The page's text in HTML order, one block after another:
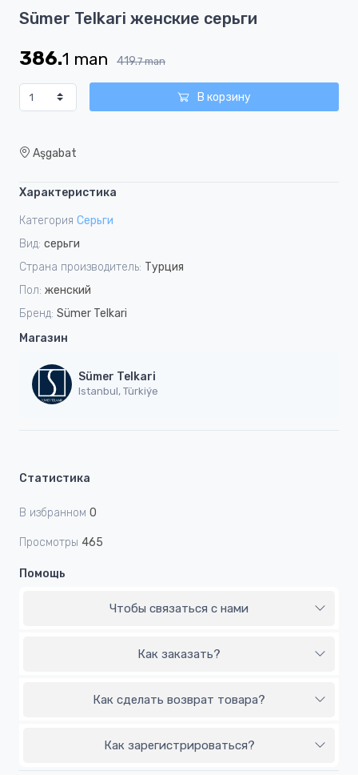
1
1
Sümer Telkari женскиe серьги
386.1 man 419.7 man
В корзину
Aşgabat
Характеристика
Категория Серьги
Вид: серьги
Страна производитель: Турция
Пол: женский
Бренд: Sümer Telkari
Магазин
Sümer Telkari
Istanbul, Türkiýe
Статистика
В избранном 0
Просмотры 465
Помощь
Чтобы связаться с нами
Как заказать?
Как сделать возврат товара?
Как зарегистрироваться?